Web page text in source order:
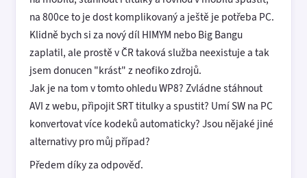
na 800ce to je dost komplikovaný a ještě je potřeba PC.
Klidně bych si za nový díl HIMYM nebo Big Bangu
zaplatil, ale prostě v ČR taková služba neexistuje a tak
jsem donucen "krást" z neofiko zdrojů.
Jak je na tom v tomto ohledu WP8? Zvládne stáhnout
AVI z webu, připojit SRT titulky a spustit? Umí SW na PC
konvertovat více kodeků automaticky? Jsou nějaké jiné
alternativy pro můj případ?
Předem díky za odpověď.